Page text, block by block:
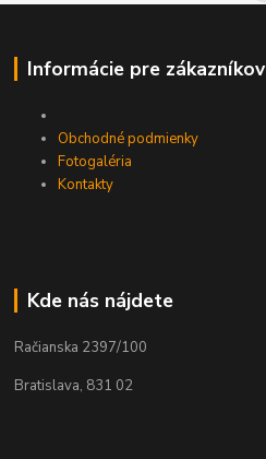
Informácie pre zákazníkov
Obchodné podmienky
Fotogaléria
Kontakty
Kde nás nájdete
Račianska 2397/100
Bratislava, 831 02